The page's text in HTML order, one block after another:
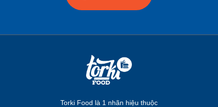
Torki Food là 1 nhãn hiệu thuộc